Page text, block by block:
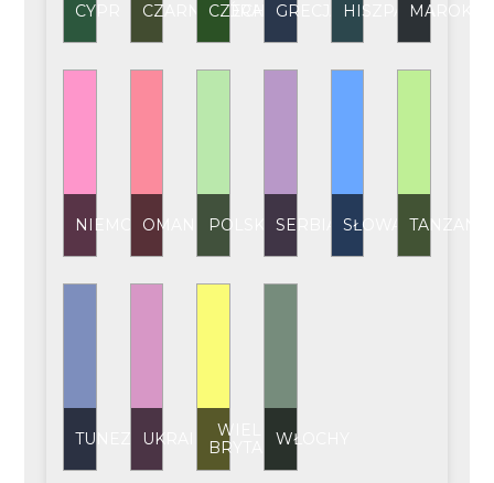
CYPR CZARNOGÓRA
CZECHY GRECJA HISZPANIAMAROKO
NIEMCY OMAN POLSKASERBIA SŁOWACJATANZANIA
TUNEZJAUKRAINAWIELKA
BRYTANIAWŁOCHY